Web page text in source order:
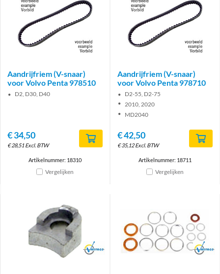
Aandrijfriem (V-snaar)
voor Volvo Penta 978510
D2, D30, D40
€34,50
€28,51 Excl. BTW
Artikelnummer: 18310
Vergelijken
Aandrijfriem (V-snaar)
voor Volvo Penta 978710
D2-55, D2-75
2010, 2020
MD2040
€42,50
€35,12 Excl. BTW
Artikelnummer: 18711
Vergelijken
Brand Brand